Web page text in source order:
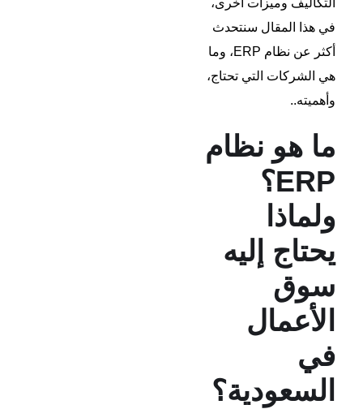
التكاليف وميزات أخرى،
في هذا المقال سنتحدث
أكثر عن نظام ERP، وما
هي الشركات التي تحتاج،
وأهميته..
ما هو نظام
ERP؟
ولماذا
يحتاج إليه
سوق
الأعمال
في
السعودية؟